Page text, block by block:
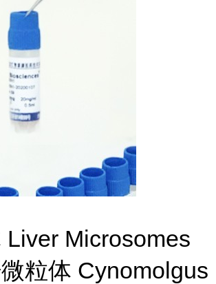
Liver Microsomes
粒体 Cynomolgus